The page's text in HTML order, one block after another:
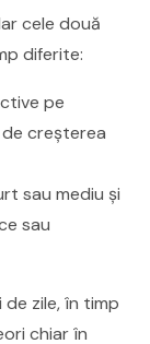
cele două
diferite:
pe
creșterea
sau mediu și
sau
zile, în timp
chiar în